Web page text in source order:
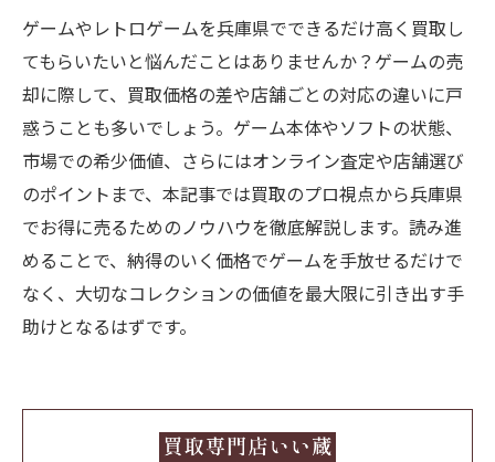
ゲームやレトロゲームを兵庫県でできるだけ高く買取し
てもらいたいと悩んだことはありませんか？ゲームの売
却に際して、買取価格の差や店舗ごとの対応の違いに戸
惑うことも多いでしょう。ゲーム本体やソフトの状態、
市場での希少価値、さらにはオンライン査定や店舗選び
のポイントまで、本記事では買取のプロ視点から兵庫県
でお得に売るためのノウハウを徹底解説します。読み進
めることで、納得のいく価格でゲームを手放せるだけで
なく、大切なコレクションの価値を最大限に引き出す手
助けとなるはずです。